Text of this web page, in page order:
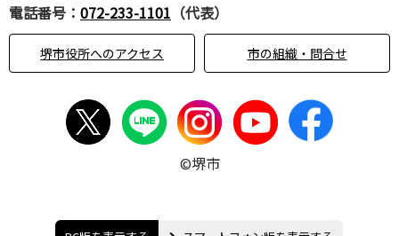
電話番号： 072-233-1101 （代表）
堺市役所へのアクセス 市の組織・問合せ
©堺市